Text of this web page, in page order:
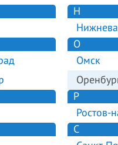
Н
О
Омск
Р
Ростов-
С